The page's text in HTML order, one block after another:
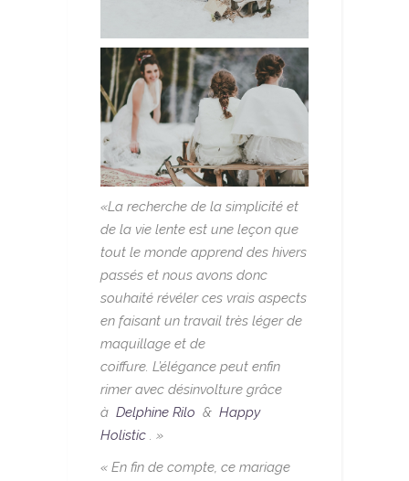
«La recherche de la simplicité et
de la vie lente est une leçon que
tout le monde apprend des hivers
passés et nous avons donc
souhaité révéler ces vrais aspects
en faisant un travail très léger de
maquillage et de
coiffure. L’élégance peut enfin
rimer avec désinvolture grâce
à Delphine Rilo & Happy
Holistic . »
« En fin de compte, ce mariage